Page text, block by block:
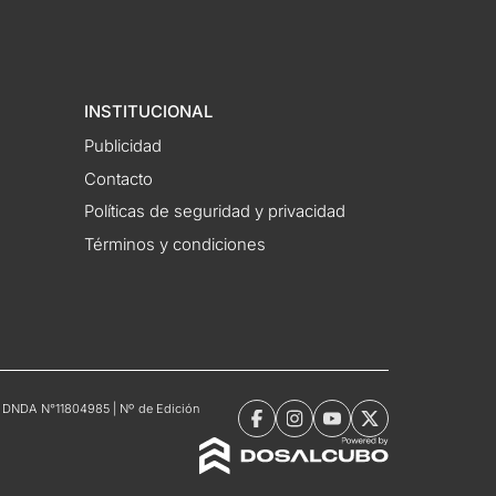
INSTITUCIONAL
Publicidad
Contacto
Políticas de seguridad y privacidad
Términos y condiciones
N°11804985 | Nº de Edición